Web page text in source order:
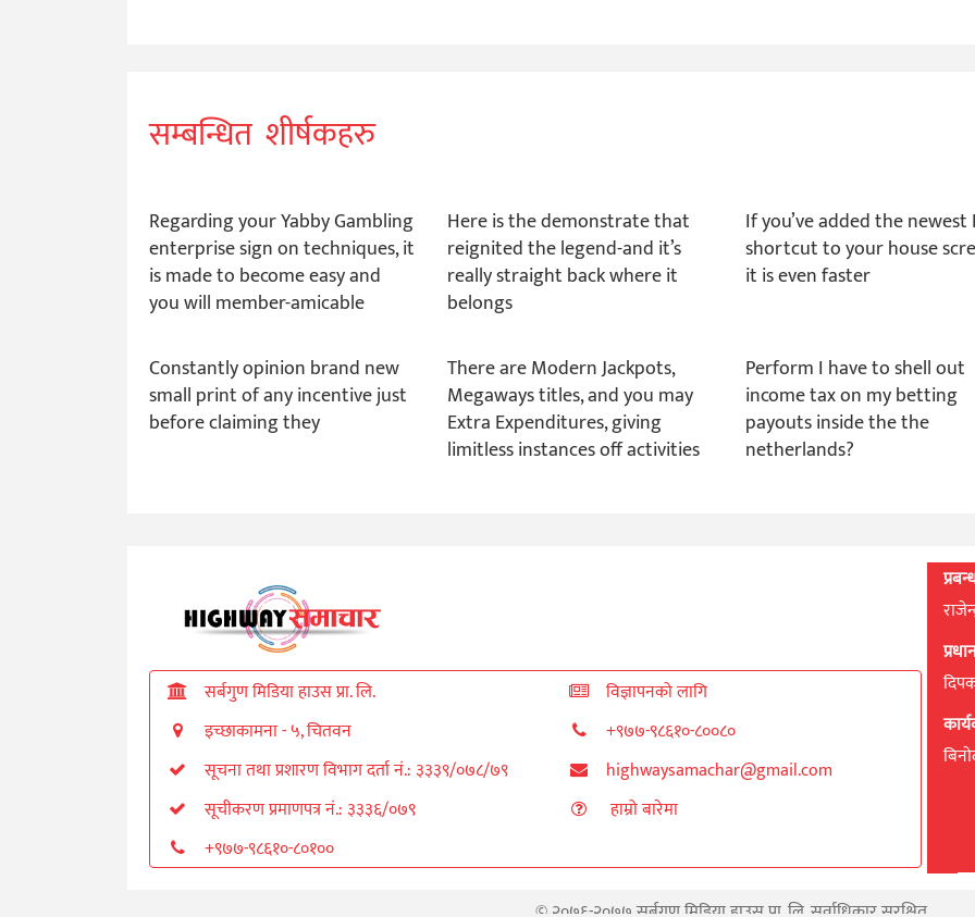
सम्बन्धित शीर्षकहरु
Regarding your Yabby Gambling
enterprise sign on techniques, it
is made to become easy and
you will member-amicable
Here is the demonstrate that
reignited the legend-and it’s
really straight back where it
belongs
If you’ve added the newest
shortcut to your house
it is even faster
Constantly opinion brand new
small print of any incentive just
before claiming they
There are Modern Jackpots,
Megaways titles, and you may
Extra Expenditures, giving
limitless instances off activities
Perform I have to shell out
income tax on my betting
payouts inside the the
netherlands?
सर्बगुण मिडिया हाउस प्रा. लि.
इच्छाकामना - ५, चितवन
सूचना तथा प्रशारण विभाग दर्ता नं.: ३३३९/०७८/७९
सूचीकरण प्रमाणपत्र नं.: ३३३६/०७९
+९७७-९८६१०-८०१००
विज्ञापनको लागि
+९७७-९८६१०-८००८०
highwaysamachar@gmail.com
हाम्रो बारेमा